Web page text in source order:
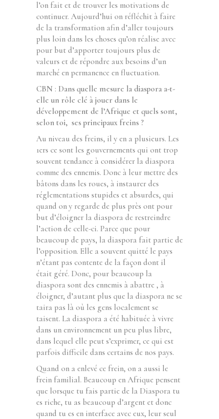
l’on fait et de trouver les motivations de
continuer. Aujourd’hui on réfléchit à faire
de la transformation afin d’aller toujours
plus loin dans les choses qu’on réalise avec
pour but d’apporter toujours plus de
valeurs et de répondre aux besoins d’un
marché en permanence en fluctuation.
CBN : Dans quelle mesure la diaspora a-t-
elle un rôle clé à jouer dans le
développement de l’Afrique et quels sont,
selon toi, ses principaux freins ?
Au niveau des freins, il y en a plusieurs. Les
1ers ce sont les gouvernements qui ont trop
souvent tendance à considérer la diaspora
comme des ennemis. Donc à leur mettre des
bâtons dans les roues, à instaurer des
réglementations stupides et absurdes, qui
quand on y regarde de plus près ont pour
but d’éloigner la diaspora de restreindre
l’action de celle-ci. Parce que pour
beaucoup de pays, la diaspora fait partie de
l’opposition. Elle a souvent quitté le pays
n’étant pas contente de la façon dont il
était géré. Donc, pour beaucoup la
diaspora sont des ennemis à abattre , à
éloigner, d’autant plus que la diaspora ne se
taira pas là où les gens localement se
taisent. La diaspora a été habituée à vivre
dans un environnement un peu plus libre,
dans lequel elle peut s’exprimer, ce qui est
parfois difficile dans certains de nos pays.
Quand on a enlevé ce frein, on a aussi le
frein familial. Beaucoup en Afrique pensent
que lorsque tu fais partie de la Diaspora tu
es riche, tu as beaucoup d’argent et donc
quand tu es en interface avec eux, leur seul